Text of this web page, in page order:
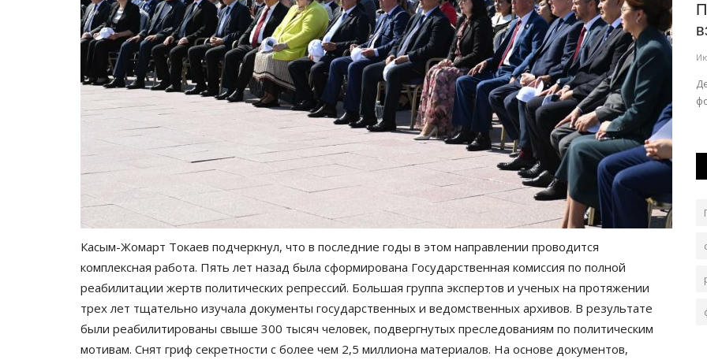
Касым-Жомарт Токаев подчеркнул, что в последние годы в этом направлении проводится
комплексная работа. Пять лет назад была сформирована Государственная комиссия по полной
реабилитации жертв политических репрессий. Большая группа экспертов и ученых на протяжении
трех лет тщательно изучала документы государственных и ведомственных архивов. В результате
были реабилитированы свыше 300 тысяч человек, подвергнутых преследованиям по политическим
мотивам. Снят гриф секретности с более чем 2,5 миллиона материалов. На основе документов,
Камни тысячелетия: археологи
раскрывают тайны Павлодарского...
Апрель 18, 2025 7746
Погружаясь в древнюю историю уникальных
памятников прошлого.
Экибастузскую пациентку в больницу
доставили на вертолёте
Авг 4, 2026 171
35-летней женщине потребовалась срочная
медицинская помощь.